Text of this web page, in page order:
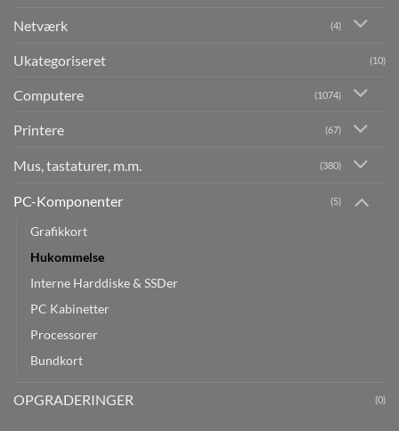
Netværk (4)
Ukategoriseret (10)
Computere (1074)
Printere (67)
Mus, tastaturer, m.m. (380)
PC-Komponenter (5)
Grafikkort
Hukommelse
Interne Harddiske & SSDer
PC Kabinetter
Processorer
Bundkort
OPGRADERINGER (0)